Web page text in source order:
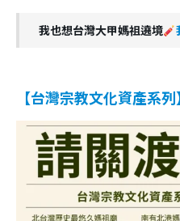
我也想台灣大甲媽祖遶境
【台灣宗教文化資產系